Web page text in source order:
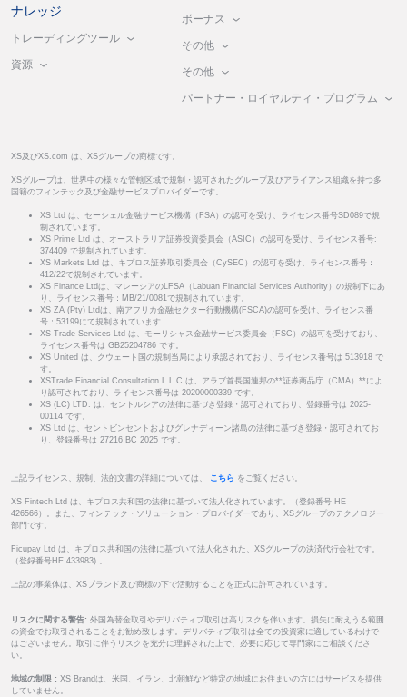
ナレッジ
トレーディングツール
資源
ボーナス
その他
その他
パートナー・ロイヤルティ・プログラム
XS及びXS.com は、XSグループの商標です。
XSグループは、世界中の様々な管轄区域で規制・認可されたグループ及びアライアンス組織を持つ多
国籍のフィンテック及び金融サービスプロバイダーです。
XS Ltd は、セーシェル金融サービス機構（FSA）の認可を受け、ライセンス番号SD089で規
制されています。
XS Prime Ltd は、オーストラリア証券投資委員会（ASIC）の認可を受け、ライセンス番号:
374409 で規制されています。
XS Markets Ltd は、キプロス証券取引委員会（CySEC）の認可を受け、ライセンス番号：
412/22で規制されています。
XS Finance Ltdは、マレーシアのLFSA（Labuan Financial Services Authority）の規制下にあ
り、ライセンス番号：MB/21/0081で規制されています。
XS ZA (Pty) Ltdは、南アフリカ金融セクター行動機構(FSCA)の認可を受け、ライセンス番
号：53199にて規制されています
XS Trade Services Ltd は、モーリシャス金融サービス委員会（FSC）の認可を受けており、
ライセンス番号は GB25204786 です。
XS United は、クウェート国の規制当局により承認されており、ライセンス番号は 513918 で
す。
XSTrade Financial Consultation L.L.C は、アラブ首長国連邦の**証券商品庁（CMA）**によ
り認可されており、ライセンス番号は 20200000339 です。
XS (LC) LTD. は、セントルシアの法律に基づき登録・認可されており、登録番号は 2025-
00114 です。
XS Ltd は、セントビンセントおよびグレナディーン諸島の法律に基づき登録・認可されてお
り、登録番号は 27216 BC 2025 です。
上記ライセンス、規制、法的文書の詳細については、 こちら をご覧ください。
XS Fintech Ltd は、キプロス共和国の法律に基づいて法人化されています。（登録番号 HE
426566）。また、フィンテック・ソリューション・プロバイダーであり、XSグループのテクノロジー
部門です。
Ficupay Ltd は、キプロス共和国の法律に基づいて法人化された、XSグループの決済代行会社です。
（登録番号HE 433983) 。
上記の事業体は、XSブランド及び商標の下で活動することを正式に許可されています。
リスクに関する警告: 外国為替金取引やデリバティブ取引は高リスクを伴います。損失に耐えうる範囲
の資金でお取引されることをお勧め致します。デリバティブ取引は全ての投資家に適しているわけで
はございません。取引に伴うリスクを充分に理解された上で、必要に応じて専門家にご相談くださ
い。
地域の制限 : XS Brandは、米国、イラン、北朝鮮など特定の地域にお住まいの方にはサービスを提供
していません。